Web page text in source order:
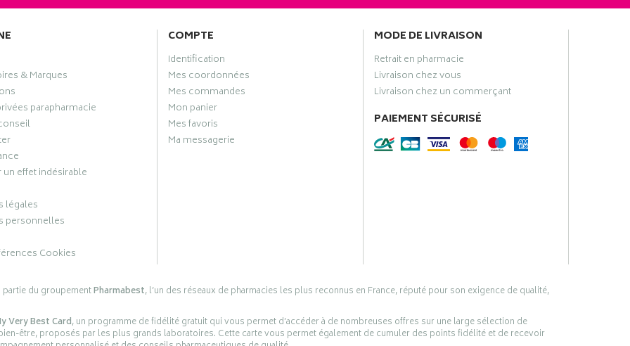
& Marques
parapharmacie
effet indésirable
légales
personnelles
Cookies
COMPTE
Identification
Mes coordonnées
Mes commandes
Mon panier
Mes favoris
Ma messagerie
MODE DE LIVRAISON
Retrait en pharmacie
Livraison chez vous
Livraison chez un commerçant
PAIEMENT SÉCURISÉ
du groupementPharmabest, l’un des réseaux de pharmacies les plus reconnus en France, réputé pour son exigence de qualité,
Very Best Card, un programme de fidélité gratuit qui vous permet d’accéder à de nombreuses offres sur une large sélection de
être, proposés par les plus grands laboratoires. Cette carte vous permet également de cumuler des points fidélité et de recevoir